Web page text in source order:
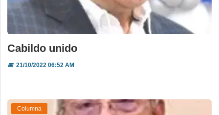
Cabildo unido
📅21/10/2022 06:52 AM
Columna